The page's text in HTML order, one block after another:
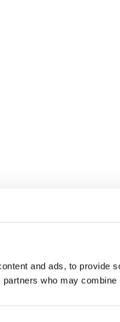
and ads, to provide
who may